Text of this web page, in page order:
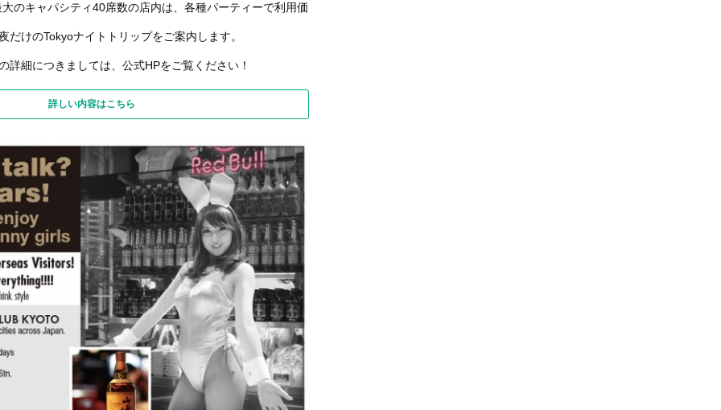
のキャパシティ40席数の店内は、各種パーティーで利用価
だけのTokyoナイトトリップをご案内します。
詳細につきましては、公式HPをご覧ください！
詳しい内容はこちら